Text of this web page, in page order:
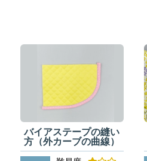
バイアステープの縫い
方（外カーブの曲線）